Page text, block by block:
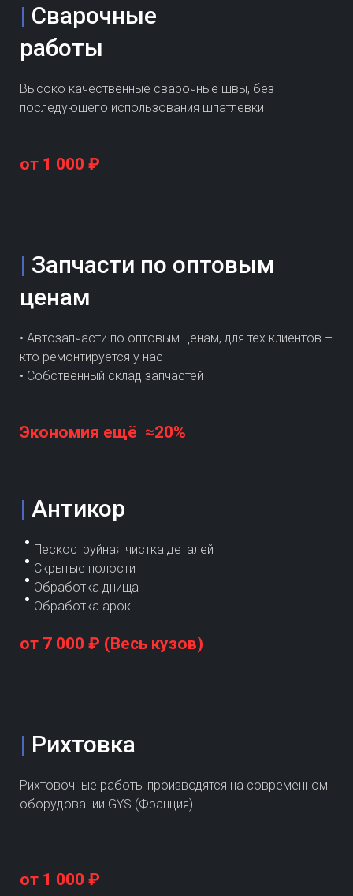
| Сварочные
работы
Высоко качественные сварочные швы, без
последующего использования шпатлёвки
от 1 000 ₽
| Запчасти по оптовым
ценам
• Автозапчасти по оптовым ценам, для тех клиентов –
кто ремонтируется у нас
• Собственный склад запчастей
Экономия ещё ≈20%
| Антикор
Пескоструйная чистка деталей
Скрытые полости
Обработка днища
Обработка арок
от 7 000 ₽ (Весь кузов)
| Рихтовка
Рихтовочные работы производятся на современном
оборудовании GYS (Франция)
от 1 000 ₽